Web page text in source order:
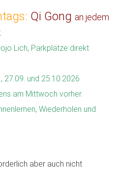
Qi Gong an jedem
Lich, Parkplätze direkt
27.09. und 25.10.2026
am Mittwoch vorher.
Wiederholen und
aber auch nicht